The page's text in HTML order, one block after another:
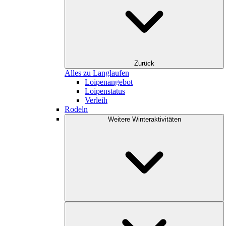
Zurück
Alles zu Langlaufen
Loipenangebot
Loipenstatus
Verleih
Rodeln
Weitere Winteraktivitäten